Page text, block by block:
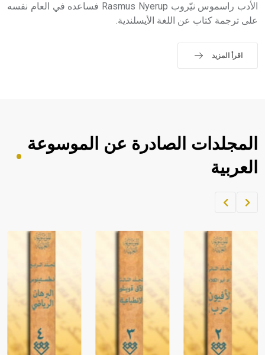
الأدب راسموس نيّروب Rasmus Nyerup فساعده في العام نفسه
على ترجمة كتاب عن اللغة الأيسلندية.
اقرأ المزيد
المجلدات الصادرة عن الموسوعة
العربية